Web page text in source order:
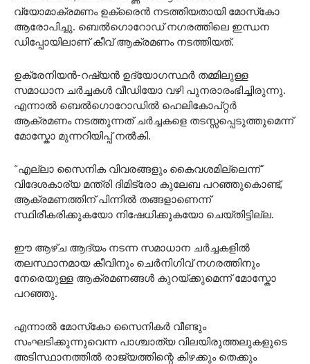
വ്യോമാക്രമണം ഉക്രൈൻ നടത്തിയതായി മോസ്‌കോ
ആരോപിച്ചു. ബെൽഗൊറോഡ് നഗരത്തിലെ ഇന്ധന
ഡിപ്പോയിലാണ് കീവ് ആക്രമണം നടത്തിയത്‌.
ഉക്രേനിയൻ-റഷ്യൻ ഉദ്യോഗസ്ഥർ തമ്മിലുള്ള
സമാധാന ചർച്ചകൾ വീഡിയോ വഴി പുനരാരംഭിച്ചിരുന്നു.
എന്നാൽ ബെൽഗൊറോഡിൽ ഹെലികോപ്റ്റർ
ആക്രമണം നടത്തുന്നത് ചർച്ചകളെ തടസ്സപ്പെടുത്തുമെന്ന്
മോസ്കോ മുന്നറിയിപ്പ് നൽകി.
“എല്ലാ സൈനിക വിവരങ്ങളും കൈവശമില്ലെന്ന്”
വിദേശകാര്യ മന്ത്രി ദിമിട്രോ കുലേബ പറഞ്ഞുകൊണ്ട്,
ആക്രമണത്തിന് പിന്നിൽ തങ്ങളാണെന്ന്
സ്ഥിരീകരിക്കുകയോ നിഷേധിക്കുകയോ ചെയ്തിട്ടില്ല.
ഈ ആഴ്ച ആദ്യം നടന്ന സമാധാന ചർച്ചകളിൽ
തലസ്ഥാനമായ കീവിനും ചെർനിഗിവ് നഗരത്തിനും
നേരെയുള്ള ആക്രമണങ്ങൾ കുറയ്ക്കുമെന്ന് മോസ്കോ
പറഞ്ഞു.
എന്നാൽ മോസ്‌കോ സൈനികർ വീണ്ടും
സംഘടിക്കുന്നുവെന്ന പാശ്ചാത്യ വിലയിരുത്തലുകളുടെ
അടിസ്ഥാനത്തിൽ രാജ്യത്തിന്റെ കിഴക്കും തെക്കും